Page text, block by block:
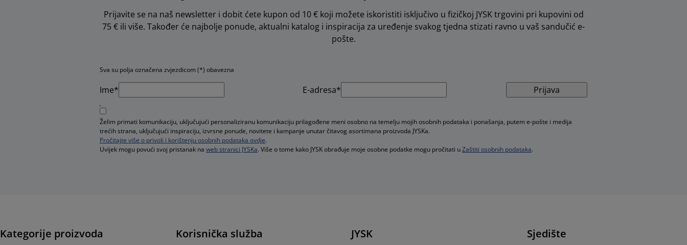
Prijavite se na naš newsletter i dobit ćete kupon od 10 € koji možete iskoristiti isključivo u fizičkoj JYSK trgovini pri kupovini od
75 € ili više. Također će najbolje ponude, aktualni katalog i inspiracija za uređenje svakog tjedna stizati ravno u vaš sandučić e-
pošte.
Sva su polja označena zvjezdicom (*) obavezna
Ime* E-adresa* Prijava
Želim primati komunikaciju, uključujući personaliziranu komunikaciju prilagođene meni osobno na temelju mojih osobnih podataka i ponašanja, putem e-pošte i medija
trećih strana, uključujući inspiraciju, izvrsne ponude, novitete i kampanje unutar čitavog asortimana proizvoda JYSKa.
Pročitajte više o privoli i korištenju osobnih podataka ovdje.
Uvijek mogu povući svoj pristanak na web stranici JYSKa. Više o tome kako JYSK obrađuje moje osobne podatke mogu pročitati uZaštiti osobnih podataka.
Kategorije proizvoda Korisnička služba JYSK Sjedište